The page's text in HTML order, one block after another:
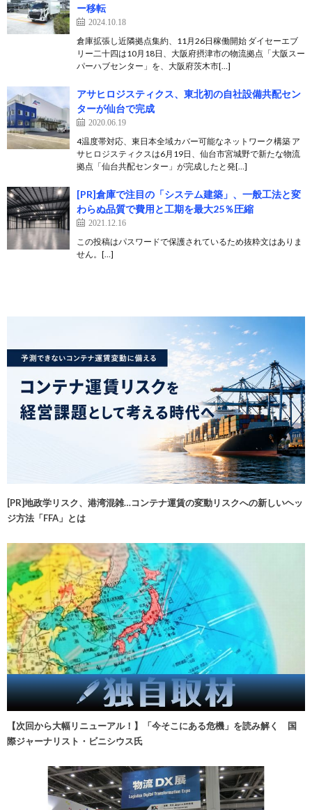
ー移転
2024.10.18
倉庫拡張し近隣拠点集約、11月26日稼働開始 ダイセーエブ
リー二十四は10月18日、大阪府摂津市の物流拠点「大阪スー
パーハブセンター」を、大阪府茨木市[…]
アサヒロジスティクス、東北初の自社設備共配セン
ターが仙台で完成
2020.06.19
4温度帯対応、東日本全域カバー可能なネットワーク構築 ア
サヒロジスティクスは6月19日、仙台市宮城野で新たな物流
拠点「仙台共配センター」が完成したと発[…]
[PR]倉庫で注目の「システム建築」、一般工法と変
わらぬ品質で費用と工期を最大25％圧縮
2021.12.16
この投稿はパスワードで保護されているため抜粋文はありま
せん。[…]
[PR]地政学リスク、港湾混雑…コンテナ運賃の変動リスクへの新しいヘッ
ジ方法「FFA」とは
【次回から大幅リニューアル！】「今そこにある危機」を読み解く 国
際ジャーナリスト・ビニシウス氏